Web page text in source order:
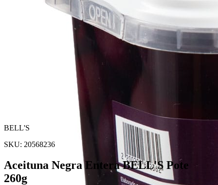
BELL'S
SKU: 20568236
Aceituna Negra Entera BELL'S Pote
260g